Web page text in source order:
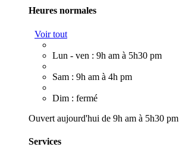
Heures normales
Voir tout
Lun - ven : 9h am à 5h30 pm
Sam : 9h am à 4h pm
Dim : fermé
Ouvert aujourd'hui de 9h am à 5h30 pm
Services